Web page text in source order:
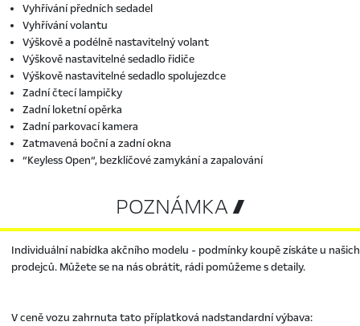
Vyhřívání předních sedadel
Vyhřívání volantu
Výškově a podélně nastavitelný volant
Výškově nastavitelné sedadlo řidiče
Výškově nastavitelné sedadlo spolujezdce
Zadní čtecí lampičky
Zadní loketní opěrka
Zadní parkovací kamera
Zatmavená boční a zadní okna
“Keyless Open“, bezklíčové zamykání a zapalování
POZNÁMKA 
Individuální nabídka akčního modelu - podmínky koupě získáte u našich
prodejců. Můžete se na nás obrátit, rádi pomůžeme s detaily.
V ceně vozu zahrnuta tato příplatková nadstandardní výbava: